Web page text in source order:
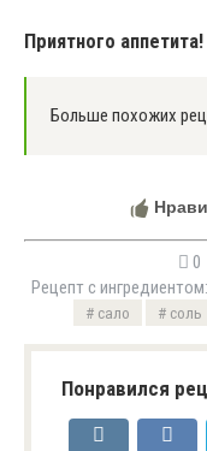
Приятного аппетита!
Больше похожих
0
Рецепт с ингредиентом:
сало
соль
Понравился